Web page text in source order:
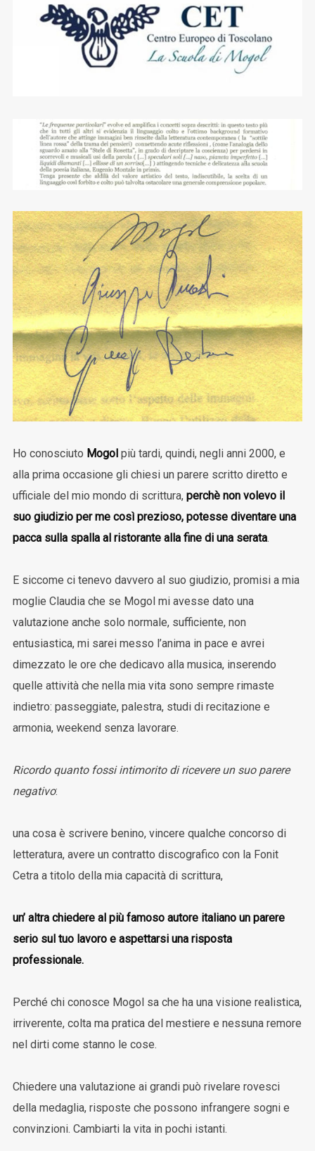
Ho conosciuto Mogolpiù tardi, quindi, negli anni 2000, e
alla prima occasione gli chiesi un parere scritto diretto e
ufficiale del mio mondo di scrittura, perchè non volevo il
suo giudizio per me così prezioso, potesse diventare una
pacca sulla spalla al ristorante alla fine di una serata.
E siccome ci tenevo davvero al suo giudizio, promisi a mia
moglie Claudia che se Mogol mi avesse dato una
valutazione anche solo normale, sufficiente, non
entusiastica, mi sarei messo l’anima in pace e avrei
dimezzato le ore che dedicavo alla musica, inserendo
quelle attività che nella mia vita sono sempre rimaste
indietro: passeggiate, palestra, studi di recitazione e
armonia, weekend senza lavorare.
Ricordo quanto fossi intimorito di ricevere un suo parere
negativo:
una cosa è scrivere benino, vincere qualche concorso di
letteratura, avere un contratto discografico con la Fonit
Cetra a titolo della mia capacità di scrittura,
un’ altra chiedere al più famoso autore italiano un parere
serio sul tuo lavoro e aspettarsi una risposta
professionale.
Perché chi conosce Mogol sa che ha una visione realistica,
irriverente, colta ma pratica del mestiere e nessuna remore
nel dirti come stanno le cose.
Chiedere una valutazione ai grandi può rivelare rovesci
della medaglia, risposte che possono infrangere sogni e
convinzioni. Cambiarti la vita in pochi istanti.